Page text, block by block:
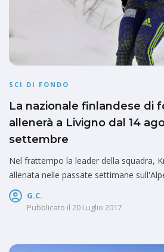
SCI DI FONDO
La nazionale finlandese di
allenerà a Livigno dal 14
settembre
Nel frattempo la leader della squadra,
allenata nelle passate settimane
G.C.
Pubblicato il 20 Luglio 2017